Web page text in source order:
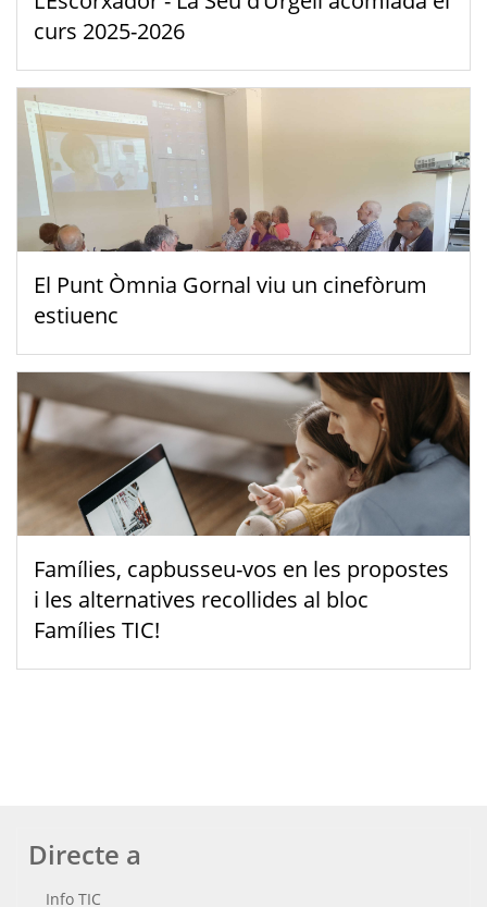
curs 2025-2026
El Punt Òmnia Gornal viu un cinefòrum
estiuenc
Famílies, capbusseu-vos en les propostes
i les alternatives recollides al bloc
Famílies TIC!
Directe a
Info TIC